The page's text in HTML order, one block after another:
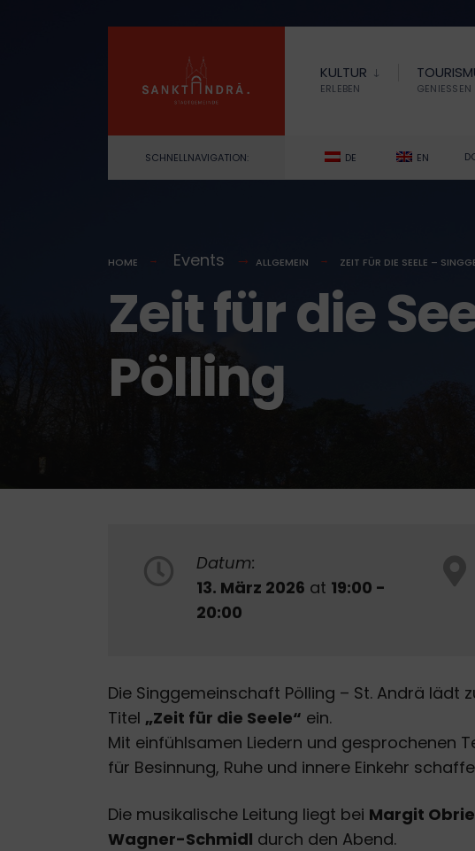
content
KULTUR
ERLEBEN GENIESSEN
SCHNELLNAVIGATION: DE EN
HOME Events ALLGEMEIN ZEIT FÜR DIE SEELE –
Zeit für die
Pölling
Datum:
13. März 2026 at 19:00 -
20:00
Die Singgemeinschaft Pölling – St. Andrä lädt
Titel „Zeit für die Seele“ ein.
Mit einfühlsamen Liedern und gesprochenen
für Besinnung, Ruhe und innere Einkehr
Die musikalische Leitung liegt bei Margit
Wagner-Schmidl durch den Abend.